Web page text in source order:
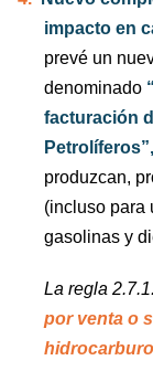
impacto en
prevé un
denominado
facturación
Petrolíferos”,
produzcan,
(incluso para
gasolinas y
La regla
por venta o